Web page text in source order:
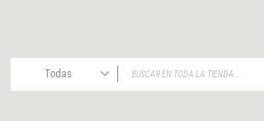
Todas